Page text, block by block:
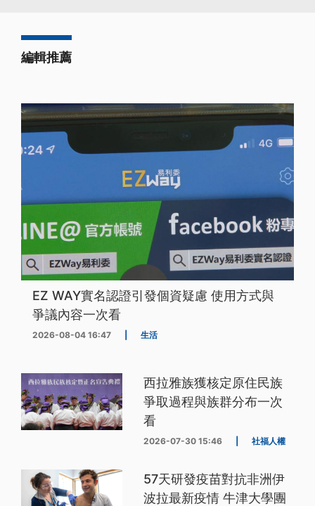
編輯推薦
EZ WAY實名認證引發個資疑慮 使用方式與
爭議內容一次看
2026-08-04 16:47 生活
西拉雅族獲核定原住民族
爭取過程與族群分布一次
看
2026-07-30 15:46 社福人權
57天研發疫苗對抗非洲伊
波拉最新疫情 牛津大學團